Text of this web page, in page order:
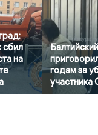
сбил
на
годам за